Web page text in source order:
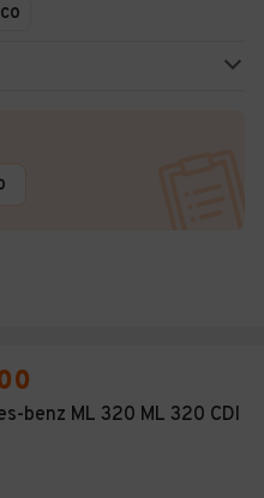
benz ML 320 ML 320 CDI